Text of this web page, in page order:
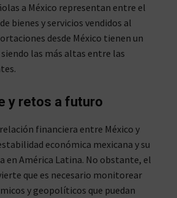
a México representan entre el
bienes y servicios vendidos al
desde México tienen un
las más altas entre las
y retos a futuro
financiera entre México y
económica mexicana y su
en América Latina. No obstante, el
que es necesario monitorear
y geopolíticos que puedan